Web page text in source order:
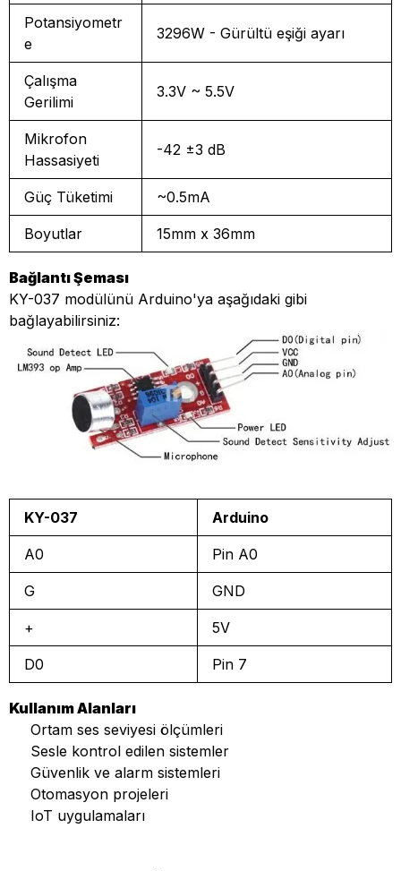
Potansiyometr
e
3296W - Gürültü eşiği ayarı
Çalışma
Gerilimi
3.3V ~ 5.5V
Mikrofon
Hassasiyeti
-42 ±3 dB
Güç Tüketimi ~0.5mA
Boyutlar 15mm x 36mm
Bağlantı Şeması
KY-037 modülünü Arduino'ya aşağıdaki gibi
bağlayabilirsiniz:
KY-037 Arduino
A0 Pin A0
G GND
+ 5V
D0 Pin 7
Kullanım Alanları
Ortam ses seviyesi ölçümleri
Sesle kontrol edilen sistemler
Güvenlik ve alarm sistemleri
Otomasyon projeleri
IoT uygulamaları